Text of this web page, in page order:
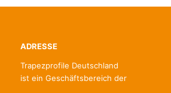
ADRESSE
Trapezprofile Deutschland
ist ein Geschäftsbereich der